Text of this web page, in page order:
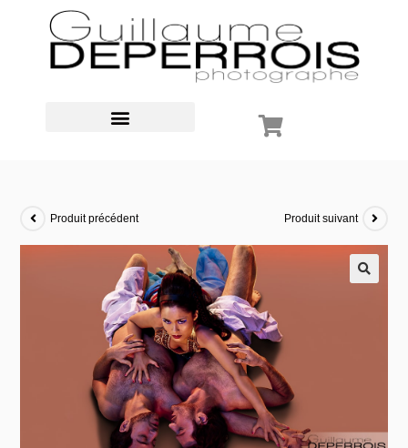
Produit précédent Produit suivant